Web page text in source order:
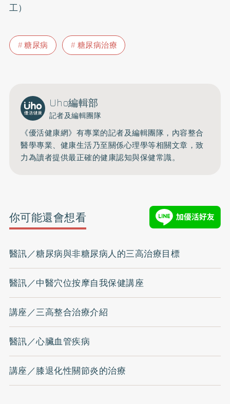
工）
糖尿病 糖尿病治療
Uho編輯部
記者及編輯團隊
《優活健康網》有專業的記者及編輯團隊，內容整合
醫學專業、健康生活乃至關係心理學等相關文章，致
力為讀者提供最正確的健康認知與保健常識。
你可能還會想看
醫訊／糖尿病與非糖尿病人的三高治療目標
醫訊／中醫穴位按摩自我保健講座
講座／三高整合治療介紹
醫訊／心臟血管疾病
講座／膝退化性關節炎的治療